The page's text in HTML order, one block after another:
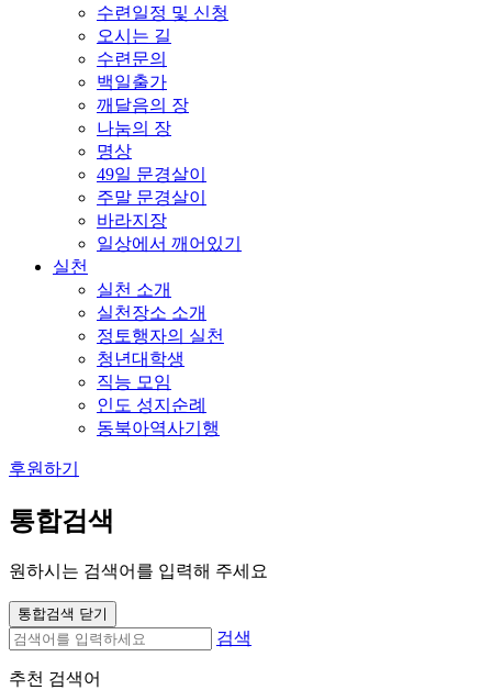
수련일정 및 신청
오시는 길
수련문의
백일출가
깨달음의 장
나눔의 장
명상
49일 문경살이
주말 문경살이
바라지장
일상에서 깨어있기
실천
실천 소개
실천장소 소개
정토행자의 실천
청년대학생
직능 모임
인도 성지순례
동북아역사기행
후원하기
통합검색
원하시는 검색어를 입력해 주세요
통합검색 닫기
검색
추천 검색어